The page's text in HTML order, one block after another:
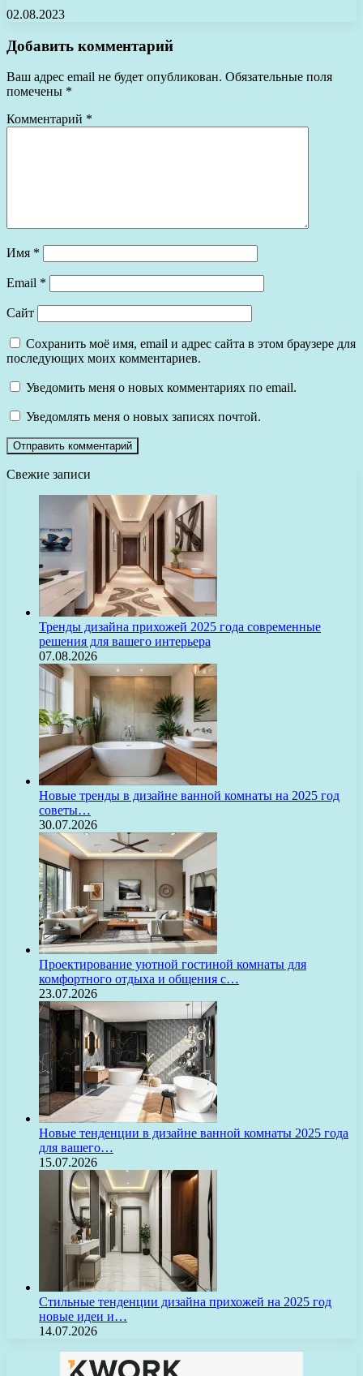
02.08.2023
Добавить комментарий
Ваш адрес email не будет опубликован. Обязательные поля
помечены *
Комментарий *
Имя *
Email *
Сайт
Сохранить моё имя, email и адрес сайта в этом браузере для
последующих моих комментариев.
Уведомить меня о новых комментариях по email.
Уведомлять меня о новых записях почтой.
Свежие записи
Тренды дизайна прихожей 2025 года современные
решения для вашего интерьера
07.08.2026
Новые тренды в дизайне ванной комнаты на 2025 год
советы…
30.07.2026
Проектирование уютной гостиной комнаты для
комфортного отдыха и общения с…
23.07.2026
Новые тенденции в дизайне ванной комнаты 2025 года
для вашего…
15.07.2026
Стильные тенденции дизайна прихожей на 2025 год
новые идеи и…
14.07.2026